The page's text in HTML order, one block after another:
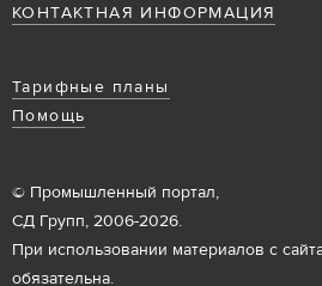
КОНТАКТНАЯ ИНФОРМАЦИЯ
Тарифные планы
Помощь
© Промышленный портал,
СД Групп, 2006-2026.
При использовании материалов с
обязательна.